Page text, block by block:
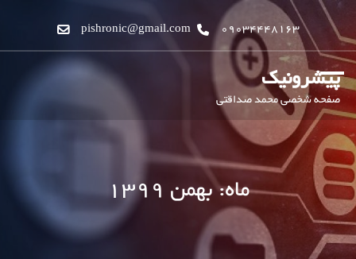
09034448163
pishronic@gmail.com
پیشرونیک
صفحه شخصی محمد صداقتی
ماه:بهمن ۱۳۹۹